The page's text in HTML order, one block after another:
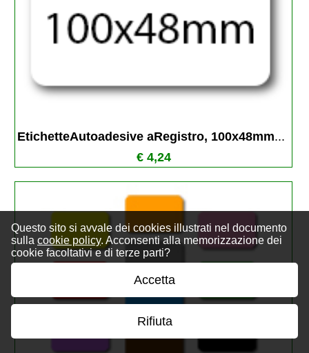
Questo sito si avvale dei cookies illustrati nel documento
sulla cookie policy. Acconsenti alla memorizzazione dei
cookie facoltativi e di terze parti?
Accetta
Rifiuta
EtichetteAutoadesive aRegistro, 100x48mm...
€ 4,24